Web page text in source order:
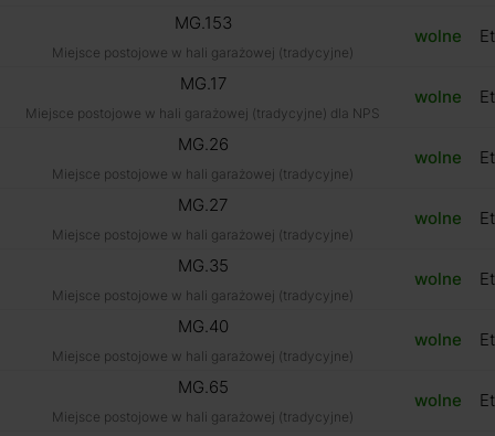
MG.153
Miejsce postojowe w hali garażowej (tradycyjne)
wolne
MG.17
Miejsce postojowe w hali garażowej (tradycyjne) dla NPS
wolne
MG.26
Miejsce postojowe w hali garażowej (tradycyjne)
wolne
MG.27
Miejsce postojowe w hali garażowej (tradycyjne)
wolne
MG.35
Miejsce postojowe w hali garażowej (tradycyjne)
wolne
MG.40
Miejsce postojowe w hali garażowej (tradycyjne)
wolne
MG.65
Miejsce postojowe w hali garażowej (tradycyjne)
wolne